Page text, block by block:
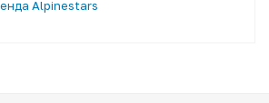
Alpinestars